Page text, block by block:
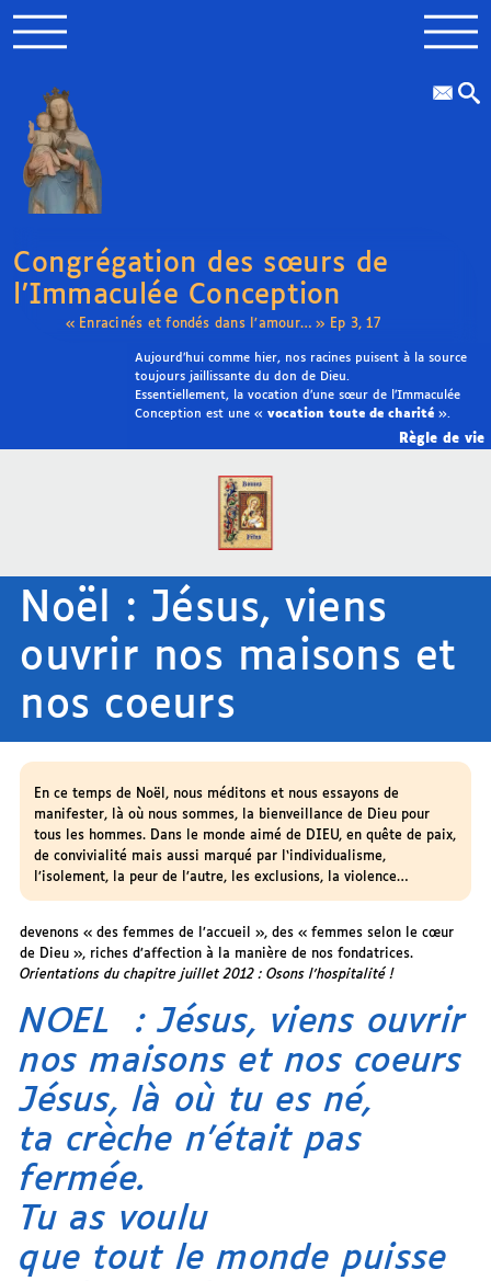
Congrégation des sœurs de
l’Immaculée Conception
« Enracinés et fondés dans l’amour… » Ep 3, 17
Règle de vie
Aujourd’hui comme hier, nos racines puisent à la source
toujours jaillissante du don de Dieu.
Essentiellement, la vocation d’une sœur de l’Immaculée
Conception est une « vocation toute de charité».
Noël : Jésus, viens
ouvrir nos maisons et
nos coeurs
En ce temps de Noël, nous méditons et nous essayons de
manifester, là où nous sommes, la bienveillance de Dieu pour
tous les hommes. Dans le monde aimé de DIEU, en quête de paix,
de convivialité mais aussi marqué par l‘individualisme,
l’isolement, la peur de l’autre, les exclusions, la violence…
devenons « des femmes de l’accueil », des « femmes selon le cœur
de Dieu », riches d’affection à la manière de nos fondatrices.
Orientations du chapitre juillet 2012 : Osons l’hospitalité !
NOEL : Jésus, viens ouvrir
nos maisons et nos coeurs
Jésus, là où tu es né,
ta crèche n’était pas
fermée.
Tu as voulu
que tout le monde puisse